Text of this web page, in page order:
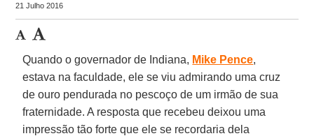
21 Julho 2016
Quando o governador de Indiana, Mike Pence,
estava na faculdade, ele se viu admirando uma cruz
de ouro pendurada no pescoço de um irmão de sua
fraternidade. A resposta que recebeu deixou uma
impressão tão forte que ele se recordaria dela